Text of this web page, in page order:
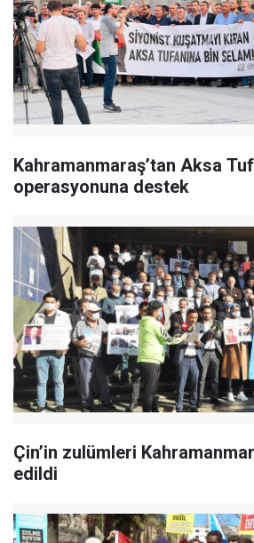
Kahramanmaraş’tan Aksa
operasyonuna destek
Çin’in zulümleri
edildi